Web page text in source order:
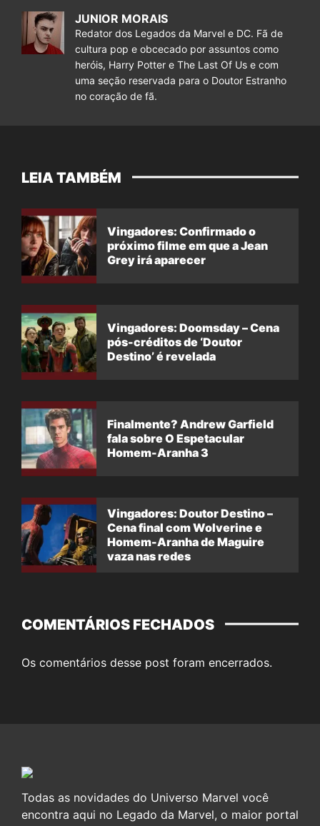
JUNIOR MORAIS
Redator dos Legados da Marvel e DC. Fã de
cultura pop e obcecado por assuntos como
heróis, Harry Potter e The Last Of Us e com
uma seção reservada para o Doutor Estranho
no coração de fã.
LEIA TAMBÉM
Vingadores: Confirmado o
próximo filme em que a Jean
Grey irá aparecer
Vingadores: Doomsday – Cena
pós-créditos de ‘Doutor
Destino’ é revelada
Finalmente? Andrew Garfield
fala sobre O Espetacular
Homem-Aranha 3
Vingadores: Doutor Destino –
Cena final com Wolverine e
Homem-Aranha de Maguire
vaza nas redes
COMENTÁRIOS FECHADOS
Os comentários desse post foram encerrados.
Todas as novidades do Universo Marvel você
encontra aqui no Legado da Marvel, o maior portal